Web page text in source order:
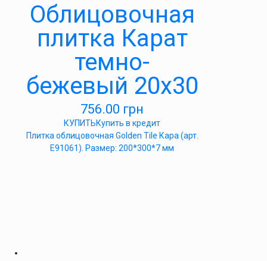
Облицовочная
плитка Карат
темно-
бежевый 20х30
756.00 грн
КУПИТЬКупить в кредит
Плитка облицовочная Golden Tile Кара (арт.
Е91061). Размер: 200*300*7 мм